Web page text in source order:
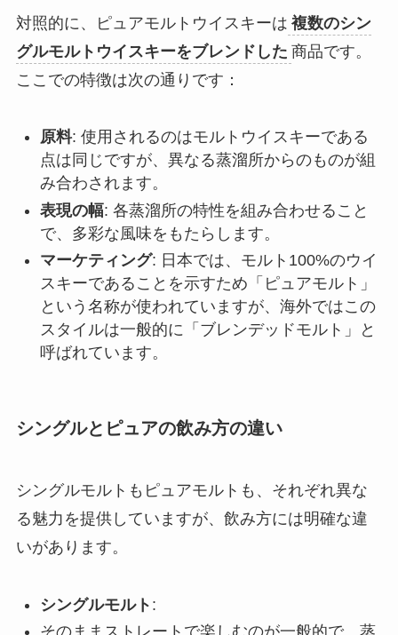
対照的に、ピュアモルトウイスキーは 複数のシン
グルモルトウイスキーをブレンドした 商品です。
ここでの特徴は次の通りです：
原料: 使用されるのはモルトウイスキーである
点は同じですが、異なる蒸溜所からのものが組
み合わされます。
表現の幅: 各蒸溜所の特性を組み合わせること
で、多彩な風味をもたらします。
マーケティング: 日本では、モルト100%のウイ
スキーであることを示すため「ピュアモルト」
という名称が使われていますが、海外ではこの
スタイルは一般的に「ブレンデッドモルト」と
呼ばれています。
シングルとピュアの飲み方の違い
シングルモルトもピュアモルトも、それぞれ異な
る魅力を提供していますが、飲み方には明確な違
いがあります。
シングルモルト :